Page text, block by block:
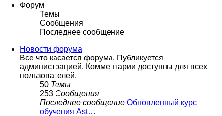
Форум
Темы
Сообщения
Последнее сообщение
Новости форума
Все что касается форума. Публикуется
администрацией. Комментарии доступны для всех
пользователей.
50 Темы
253 Сообщения
Последнее сообщение Обновленный курс
обучения Ast…